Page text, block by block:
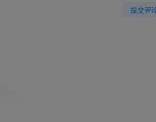
提交评